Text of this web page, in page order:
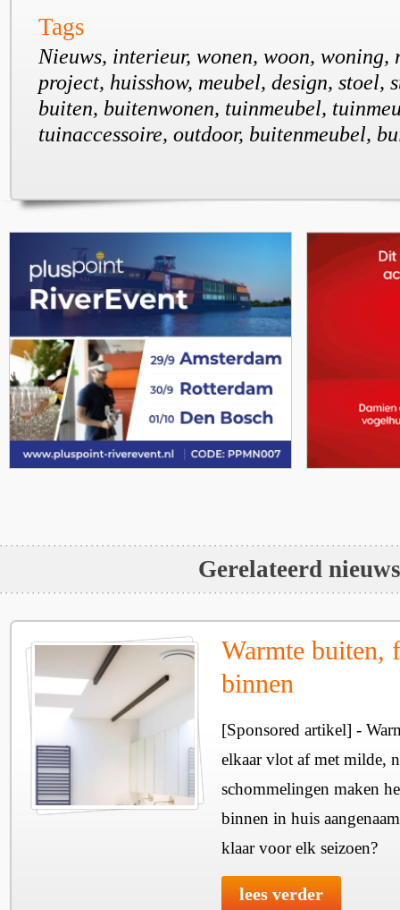
Tags
Nieuws, interieur, wonen, woon, woning,
project, huisshow, meubel, design, stoel,
buiten, buitenwonen, tuinmeubel,
tuinaccessoire, outdoor, buitenmeubel,
Gerelateerd nieuws
Warmte buiten,
binnen
[Sponsored artikel] -
elkaar vlot af met milde,
schommelingen maken
binnen in huis
klaar voor elk seizoen?
lees verder